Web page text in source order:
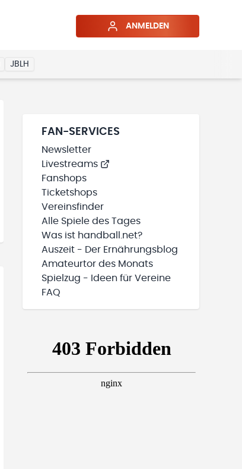
ANMELDEN
JBLH
FAN-SERVICES
Newsletter
Livestreams
Fanshops
Ticketshops
Vereinsfinder
Alle Spiele des Tages
Was ist handball.net?
Auszeit - Der Ernährungsblog
Amateurtor des Monats
Spielzug - Ideen für Vereine
FAQ